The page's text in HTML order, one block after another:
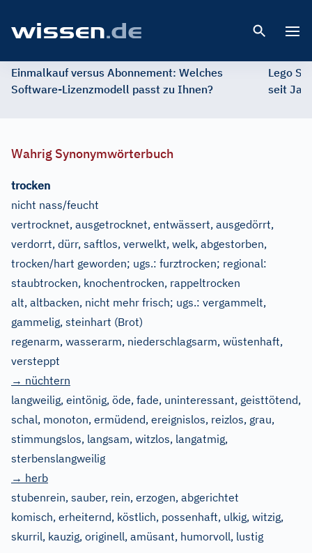
Einmalkauf versus Abonnement: Welches
Software-Lizenzmodell passt zu Ihnen?
Lego
seit
Wahrig Synonymwörterbuch
trocken
nicht nass/feucht
vertrocknet, ausgetrocknet, entwässert, ausgedörrt,
verdorrt, dürr, saftlos, verwelkt, welk, abgestorben,
trocken/hart geworden; ugs.: furztrocken; regional:
staubtrocken, knochentrocken, rappeltrocken
alt, altbacken, nicht mehr frisch; ugs.: vergammelt,
gammelig, steinhart (Brot)
regenarm, wasserarm, niederschlagsarm, wüstenhaft,
versteppt
→ nüchtern
langweilig, eintönig, öde, fade, uninteressant, geisttötend,
schal, monoton, ermüdend, ereignislos, reizlos, grau,
stimmungslos, langsam, witzlos, langatmig,
sterbenslangweilig
→ herb
stubenrein, sauber, rein, erzogen, abgerichtet
komisch, erheiternd, köstlich, possenhaft, ulkig, witzig,
skurril, kauzig, originell, amüsant, humorvoll, lustig